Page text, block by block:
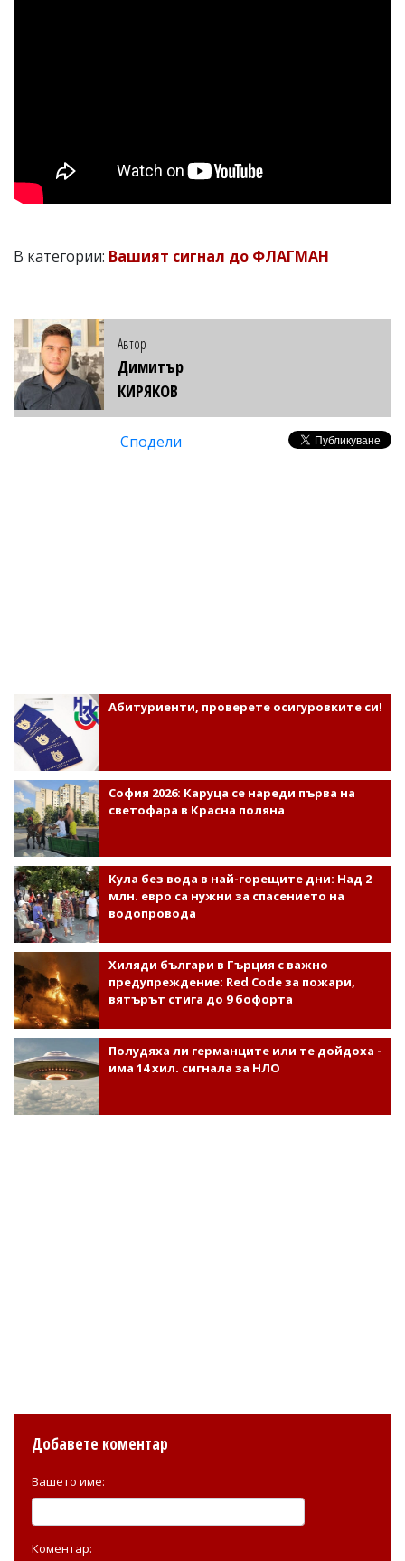
В категории: Вашият сигнал до ФЛАГМАН
Автор
Димитър
КИРЯКОВ
Сподели
Абитуриенти, проверете осигуровките си!
София 2026: Каруца се нареди първа на
светофара в Красна поляна
Кула без вода в най-горещите дни: Над 2
млн. евро са нужни за спасението на
водопровода
Хиляди българи в Гърция с важно
предупреждение: Red Code за пожари,
вятърът стига до 9 бофорта
Полудяха ли германците или те дойдоха -
има 14 хил. сигнала за НЛО
Добавете коментар
Вашето име:
Коментар: